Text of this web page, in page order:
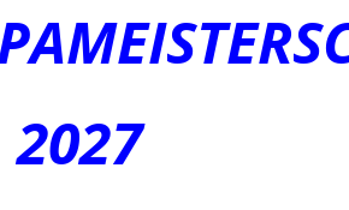
2027